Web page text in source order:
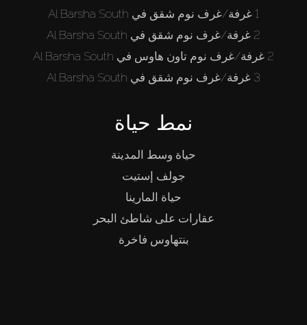
1 غرفة/غرف نوم شقق في Al Barsha South
2 غرفة/غرف نوم شقق في Al Barsha South
2 غرفة/غرف نوم تاون هاوس في Al Barsha South
3 غرفة/غرف نوم شقق في Al Barsha South
نمط حياة
حياة وسط المدينة
جولف إستيت
حياة المارينا
عقارات على شاطئ البحر
بنتهاوس فاخرة